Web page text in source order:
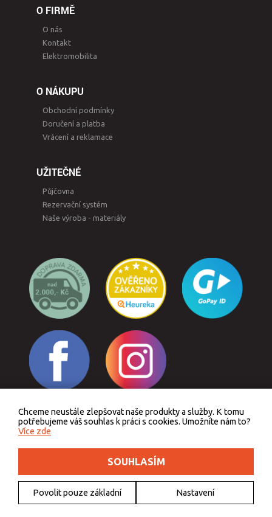
O FIRMĚ
O nás
Kontakt
Elektromobilita
O NÁKUPU
Obchodní podmínky
Doručení a platba
Vrácení a reklamace
UŽITEČNÉ
Půjčovna
Rezervační systém
Naše výroba - materiály
Odstoupit od smlouvy
Podle zákona o evidenci tržeb je prodávající povinen vystavit kupujícímu účtenku.
technického výpadku pak nejpozději do 48 hodin.
© 2011 - 2026 Outdoorkids.cz, webdesignDriveNet s.r.o., icons
Chceme neustále zlepšovat naše produkty a služby. K tomu
potřebujeme váš souhlas k práci s cookies. Umožníte nám to?
Více zde
SOUHLASÍM
Povolit pouze základní Nastavení